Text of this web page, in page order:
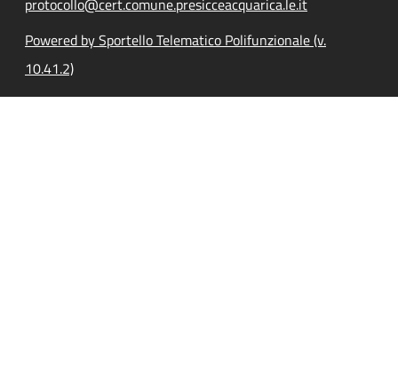
Powered by Sportello Telematico Polifunzionale (v.
10.41.2)